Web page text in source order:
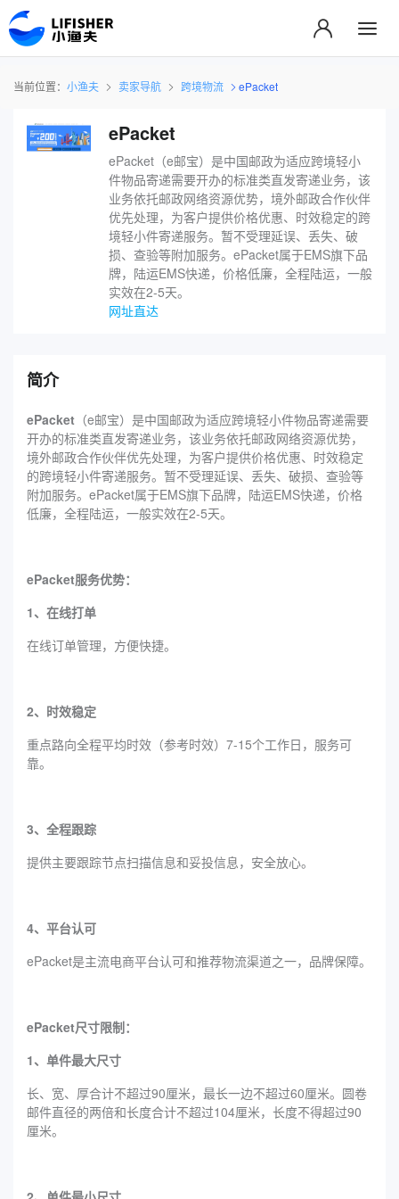
当前位置： 小渔夫 卖家导航 跨境物流 ePacket
ePacket
ePacket（e邮宝）是中国邮政为适应跨境轻小
件物品寄递需要开办的标准类直发寄递业务，该
业务依托邮政网络资源优势，境外邮政合作伙伴
优先处理，为客户提供价格优惠、时效稳定的跨
境轻小件寄递服务。暂不受理延误、丢失、破
损、查验等附加服务。ePacket属于EMS旗下品
牌，陆运EMS快递，价格低廉，全程陆运，一般
实效在2-5天。
网址直达
简介
ePacket （e邮宝）是中国邮政为适应跨境轻小件物品寄递需要
开办的标准类直发寄递业务，该业务依托邮政网络资源优势，
境外邮政合作伙伴优先处理，为客户提供价格优惠、时效稳定
的跨境轻小件寄递服务。暂不受理延误、丢失、破损、查验等
附加服务。ePacket属于EMS旗下品牌，陆运EMS快递，价格
低廉，全程陆运，一般实效在2-5天。
ePacket服务优势：
1、在线打单
在线订单管理，方便快捷。
2、时效稳定
重点路向全程平均时效（参考时效）7-15个工作日，服务可
靠。
3、全程跟踪
提供主要跟踪节点扫描信息和妥投信息，安全放心。
4、平台认可
ePacket是主流电商平台认可和推荐物流渠道之一，品牌保障。
ePacket尺寸限制：
1、单件最大尺寸
长、宽、厚合计不超过90厘米，最长一边不超过60厘米。圆卷
邮件直径的两倍和长度合计不超过104厘米，长度不得超过90
厘米。